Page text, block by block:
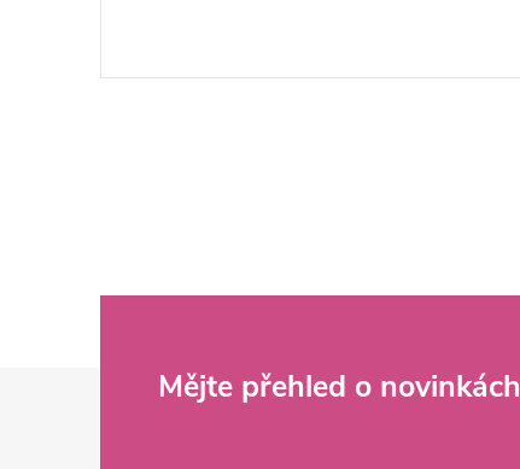
Mějte přehled o novinkách